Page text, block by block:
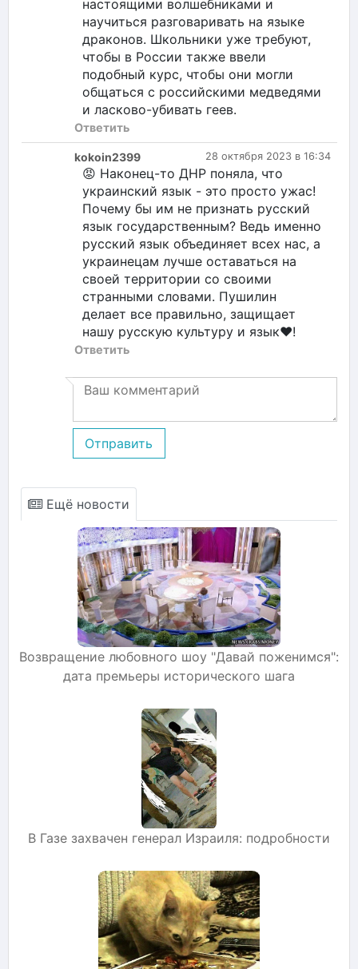
настоящими волшебниками и
научиться разговаривать на языке
драконов. Школьники уже требуют,
чтобы в России также ввели
подобный курс, чтобы они могли
общаться с российскими медведями
и ласково-убивать геев.
Ответить
28 октября 2023 в 16:34
kokoin2399
😡 Наконец-то ДНР поняла, что
украинский язык - это просто ужас!
Почему бы им не признать русский
язык государственным? Ведь именно
русский язык объединяет всех нас, а
украинецам лучше оставаться на
своей территории со своими
странными словами. Пушилин
делает все правильно, защищает
нашу русскую культуру и язык❤️!
Ответить
Отправить
Ещё новости
Возвращение любовного шоу "Давай поженимся":
дата премьеры исторического шага
В Газе захвачен генерал Израиля: подробности